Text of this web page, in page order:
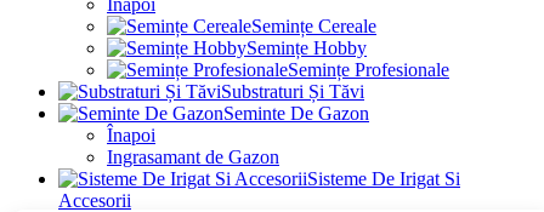
Semințe Cereale
Semințe Hobby
Semințe Profesionale
Substraturi Și Tăvi
Seminte De Gazon
Înapoi
Ingrasamant de Gazon
Sisteme De Irigat Si
Accesorii